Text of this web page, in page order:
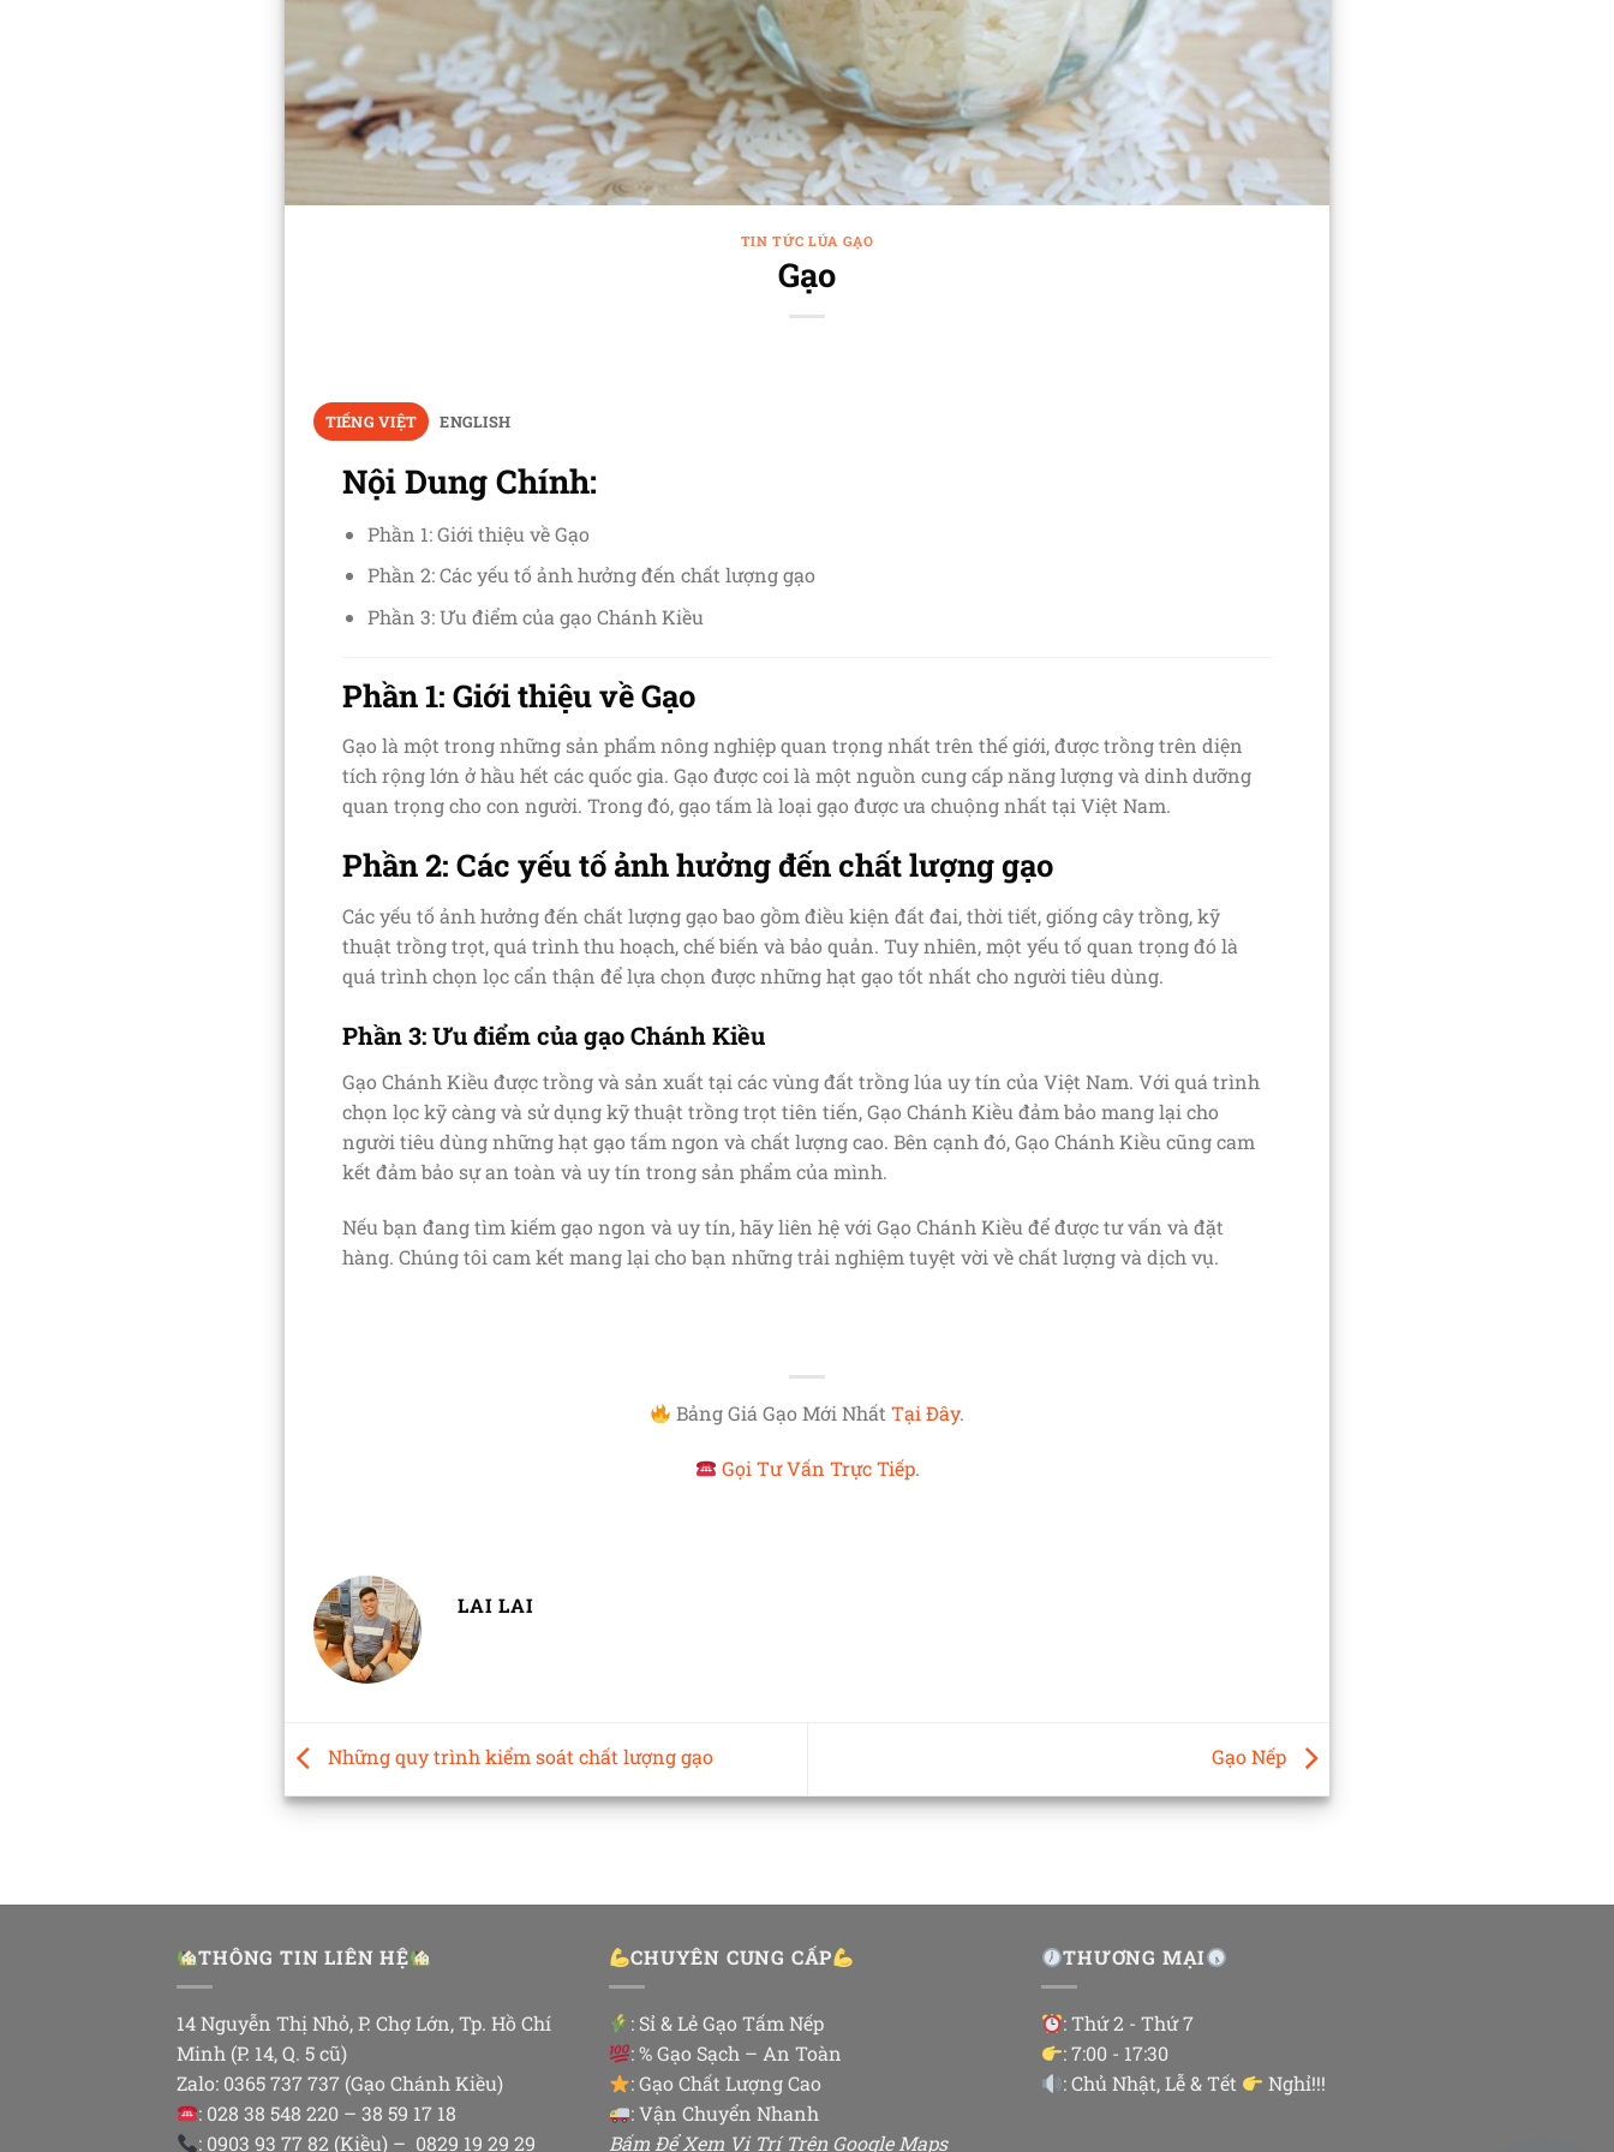
TIN TỨC LÚA GẠO
Gạo
TIẾNG VIỆT ENGLISH
Nội Dung Chính:
Phần 1: Giới thiệu về Gạo
Phần 2: Các yếu tố ảnh hưởng đến chất lượng gạo
Phần 3: Ưu điểm của gạo Chánh Kiều
Phần 1: Giới thiệu về Gạo
Gạo là một trong những sản phẩm nông nghiệp quan trọng nhất trên thế giới, được trồng trên diện
tích rộng lớn ở hầu hết các quốc gia. Gạo được coi là một nguồn cung cấp năng lượng và dinh dưỡng
quan trọng cho con người. Trong đó, gạo tấm là loại gạo được ưa chuộng nhất tại Việt Nam.
Phần 2: Các yếu tố ảnh hưởng đến chất lượng gạo
Các yếu tố ảnh hưởng đến chất lượng gạo bao gồm điều kiện đất đai, thời tiết, giống cây trồng, kỹ
thuật trồng trọt, quá trình thu hoạch, chế biến và bảo quản. Tuy nhiên, một yếu tố quan trọng đó là
quá trình chọn lọc cẩn thận để lựa chọn được những hạt gạo tốt nhất cho người tiêu dùng.
Phần 3: Ưu điểm của gạo Chánh Kiều
Gạo Chánh Kiều được trồng và sản xuất tại các vùng đất trồng lúa uy tín của Việt Nam. Với quá trình
chọn lọc kỹ càng và sử dụng kỹ thuật trồng trọt tiên tiến, Gạo Chánh Kiều đảm bảo mang lại cho
người tiêu dùng những hạt gạo tấm ngon và chất lượng cao. Bên cạnh đó, Gạo Chánh Kiều cũng cam
kết đảm bảo sự an toàn và uy tín trong sản phẩm của mình.
Nếu bạn đang tìm kiếm gạo ngon và uy tín, hãy liên hệ với Gạo Chánh Kiều để được tư vấn và đặt
hàng. Chúng tôi cam kết mang lại cho bạn những trải nghiệm tuyệt vời về chất lượng và dịch vụ.
Bảng Giá Gạo Mới NhấtTại Đây.
Gọi Tư Vấn Trực Tiếp.
LAI LAI
Những quy trình kiểm soát chất lượng gạo Gạo Nếp
THÔNG TIN LIÊN HỆ
14 Nguyễn Thị Nhỏ, P. Chợ Lớn, Tp. Hồ Chí
Minh (P. 14, Q. 5 cũ)
Zalo: 0365 737 737 (Gạo Chánh Kiều)
: 028 38 548 220 – 38 59 17 18
: 0903 93 77 82 (Kiều) – 0829 19 29 29
CHUYÊN CUNG CẤP
: Sỉ & Lẻ Gạo Tấm Nếp
: % Gạo Sạch – An Toàn
: Gạo Chất Lượng Cao
: Vận Chuyển Nhanh
Bấm Để Xem Vị Trí Trên Google Maps
THƯƠNG MẠI
: Thứ 2 - Thứ 7
: 7:00 - 17:30
: Chủ Nhật, Lễ & Tết
Nghỉ!!!